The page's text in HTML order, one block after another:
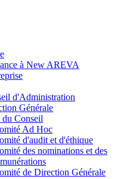
à New AREVA
d'Administration
Générale
du Conseil
Ad Hoc
d'audit et d'éthique
des nominations et des
de Direction Générale